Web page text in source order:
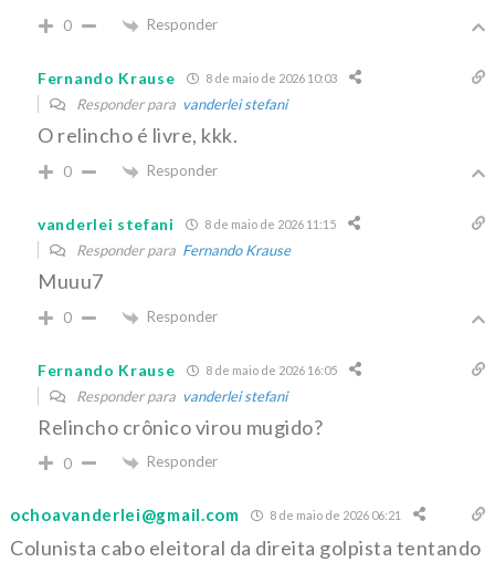
0 Responder
Fernando Krause 8 de maio de 2026 10:03
Responder para vanderlei stefani
O relincho é livre, kkk.
0 Responder
vanderlei stefani 8 de maio de 2026 11:15
Responder para Fernando Krause
Muuu7
0 Responder
Fernando Krause 8 de maio de 2026 16:05
Responder para vanderlei stefani
Relincho crônico virou mugido?
0 Responder
ochoavanderlei@gmail.com 8 de maio de 2026 06:21
Colunista cabo eleitoral da direita golpista tentando